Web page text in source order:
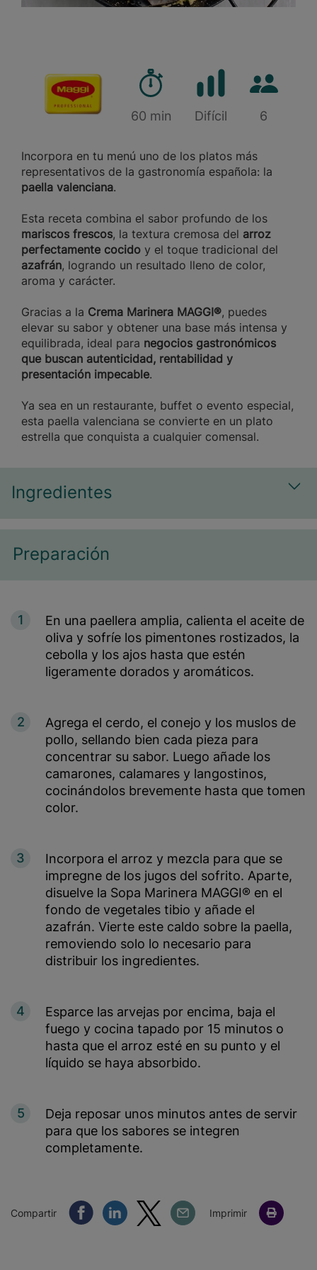
Marca Tiempo de preparación
60 min Dificultad
Difícil
Cantidad
6
Incorpora en tu menú uno de los platos más
representativos de la gastronomía española: la
paella valenciana.
Esta receta combina el sabor profundo de los
mariscos frescos, la textura cremosa del arroz
perfectamente cocido y el toque tradicional del
azafrán, logrando un resultado lleno de color,
aroma y carácter.
Gracias a la Crema Marinera MAGGI®, puedes
elevar su sabor y obtener una base más intensa y
equilibrada, ideal para negocios gastronómicos
que buscan autenticidad, rentabilidad y
presentación impecable.
Ya sea en un restaurante, buffet o evento especial,
esta paella valenciana se convierte en un plato
estrella que conquista a cualquier comensal.
Ingredientes
Preparación
1
En una paellera amplia, calienta el aceite de
oliva y sofríe los pimentones rostizados, la
cebolla y los ajos hasta que estén
ligeramente dorados y aromáticos.
2
Agrega el cerdo, el conejo y los muslos de
pollo, sellando bien cada pieza para
concentrar su sabor. Luego añade los
camarones, calamares y langostinos,
cocinándolos brevemente hasta que tomen
color.
3
Incorpora el arroz y mezcla para que se
impregne de los jugos del sofrito. Aparte,
disuelve la Sopa Marinera MAGGI® en el
fondo de vegetales tibio y añade el
azafrán. Vierte este caldo sobre la paella,
removiendo solo lo necesario para
distribuir los ingredientes.
4
Esparce las arvejas por encima, baja el
fuego y cocina tapado por 15 minutos o
hasta que el arroz esté en su punto y el
líquido se haya absorbido.
5
Deja reposar unos minutos antes de servir
para que los sabores se integren
completamente.
Compartir Compartir Facebook
Compartir Linkedin
Compartir Twitter
Compartir Email
Imprimir